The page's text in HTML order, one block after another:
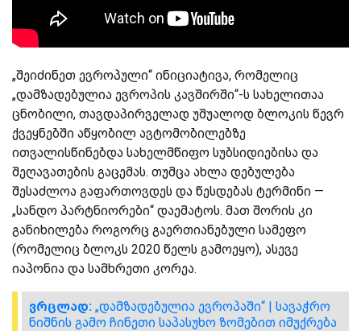
„შეიძინეთ ევროპული“ ინიციატივა, რომელიც
„დამზადებულია ევროპის კავშირში“-ს სახელითაა
ცნობილი, თავდაპირველად უშუალოდ ბლოკის წევრ
ქვეყნებში აწყობილ ავტომობილებზე
ითვალისწინებდა სახელმწიფო სუბსიდიებისა და
შეღავათების გაცემას. თუმცა ახლა დებულება
შესაძლოა გაფართოვდეს და წესდებას ტერმინი —
„სანდო პარტნიორები“ დაემატოს. მათ შორის კი
განიხილება როგორც გაერთიანებული სამეფო
(რომელიც ბლოკს 2020 წელს გამოეყო), ასევე
იაპონია და სამხრეთი კორეა.
ვრცლად: „დამზადებულია ევროპაში“ | სავაჭრო
ნიშნის გამო ჩინეთი საპასუხო ზომებით იმუქრება